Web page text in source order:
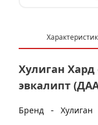
Хулиган
эвкалипт
Бренд - Хулиган